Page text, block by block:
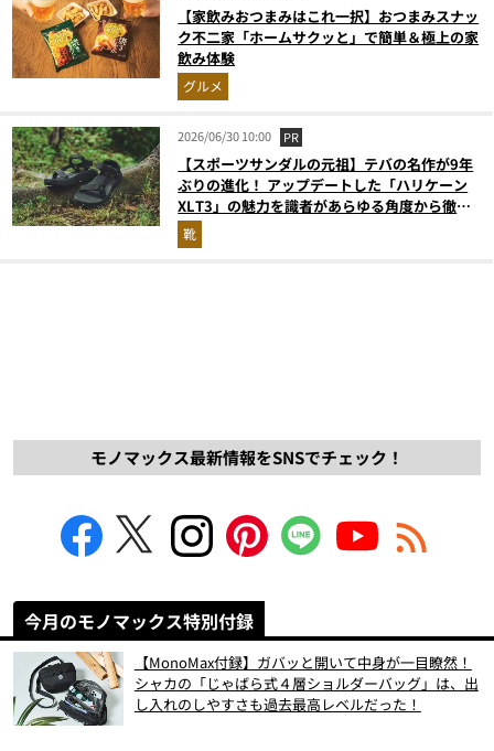
【家飲みおつまみはこれ一択】おつまみスナッ
ク不二家「ホームサクッと」で簡単＆極上の家
飲み体験
グルメ
2026/06/30 10:00 PR
【スポーツサンダルの元祖】テバの名作が9年
ぶりの進化！ アップデートした「ハリケーン
XLT3」の魅力を識者があらゆる角度から徹底
解説！
靴
モノマックス最新情報をSNSでチェック！
今月のモノマックス特別付録
【MonoMax付録】ガバッと開いて中身が一目瞭然！
シャカの「じゃばら式４層ショルダーバッグ」は、出
し入れのしやすさも過去最高レベルだった！